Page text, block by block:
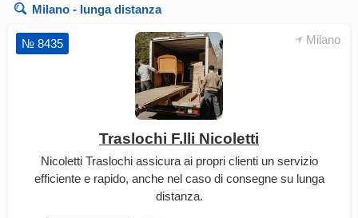
Milano - lunga distanza
Milano
№ 8435
Traslochi F.lli Nicoletti
Nicoletti Traslochi assicura ai propri clienti un servizio
efficiente e rapido, anche nel caso di consegne su lunga
distanza.